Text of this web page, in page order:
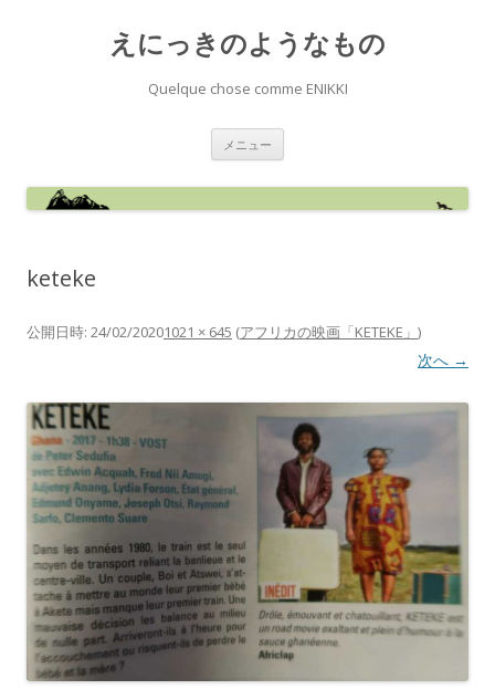
えにっきのようなもの
Quelque chose comme ENIKKI
メニュー
ン
へ
keteke
公開日時: 24/02/20201021 × 645 (アフリカの映画「KETEKE」 )
次へ →